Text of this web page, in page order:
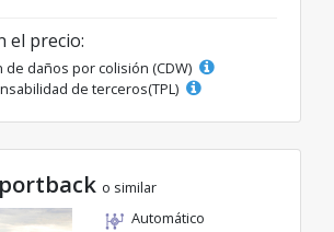
el precio:
de daños por colisión (CDW)
de terceros(TPL)
o similar
Automático